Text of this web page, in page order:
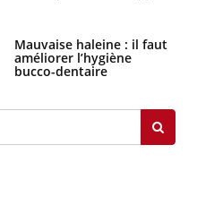
Mauvaise haleine : il faut
améliorer l’hygiène
bucco-dentaire